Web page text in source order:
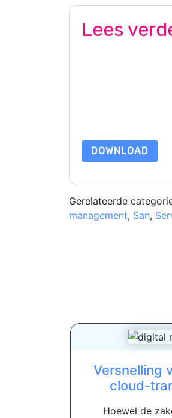
Lees
DOWNLOAD
Gerelateerde
management, San,
Versnelling
cloud-
Hoewel de